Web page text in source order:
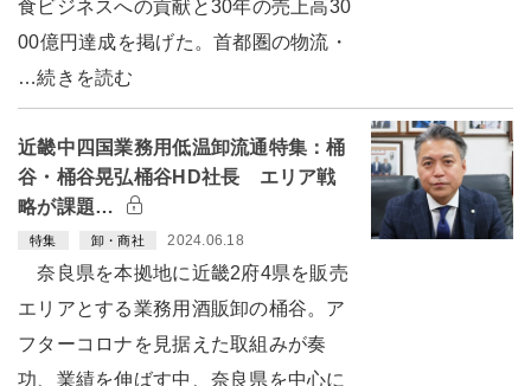
食ビジネスへの貢献と30年の売上高30
00億円達成を掲げた。首都圏の物流・
…続きを読む
近畿中四国業務用低温卸流通特集：桶
谷・桶谷晃弘桶谷HD社長 エリア戦
略が課題…
特集 卸・商社 2024.06.18
奈良県を本拠地に近畿2府4県を販売
エリアとする業務用酒販卸の桶谷。ア
フターコロナを見据えた取組みが奏
功、業績を伸ばす中、奈良県を中心に